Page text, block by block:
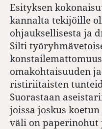
Esityksen
kannalta tekijöille
ohjauksellisesta ja
Silti
omakohtaisuuden
ristiriitaisten
Suorastaan
joissa joskus
väli on paperinohut